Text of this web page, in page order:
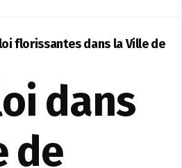
florissantes dans la Ville de
dans
de